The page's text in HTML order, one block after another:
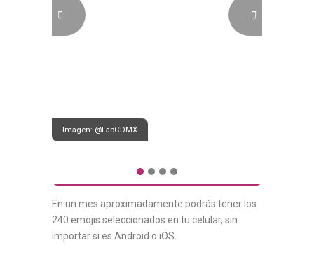
Imagen: @LabCDMX
En un mes aproximadamente podrás tener los
240 emojis seleccionados en tu celular, sin
importar si es Android o iOS.